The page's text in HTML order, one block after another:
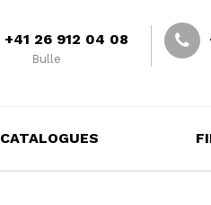
+41 26 912 04 08
Bulle
CATALOGUES